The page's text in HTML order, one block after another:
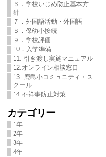
６．学校いじめ防止基本方
針
７．外国語活動・外国語
８．保幼小接続
９．学校評価
10．入学準備
11. 引き渡し実施マニュアル
12.オンライン相談窓口
13. 鹿島小コミュニティ・ス
クール
14 不祥事防止対策
カテゴリー
1年
2年
3年
4年